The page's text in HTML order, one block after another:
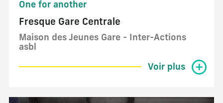
One for another
Fresque Gare Centrale
Maison des Jeunes Gare - Inter-Actions
asbl
Voir plus